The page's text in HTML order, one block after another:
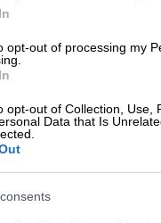
opt-out of processing my
opt-out of Collection, Use,
Data that Is
Βίσση και
πως είναι πιο
, καθώς και η
αστείο
Καταρχήν